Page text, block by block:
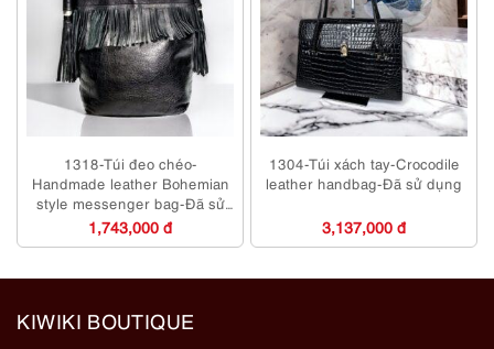
1318-Túi đeo chéo-
Handmade leather Bohemian
style messenger bag-Đã sử
dụng/Khá sạch
1,743,000 đ
1304-Túi xách tay-Crocodile
leather handbag-Đã sử dụng
3,137,000 đ
KIWIKI BOUTIQUE